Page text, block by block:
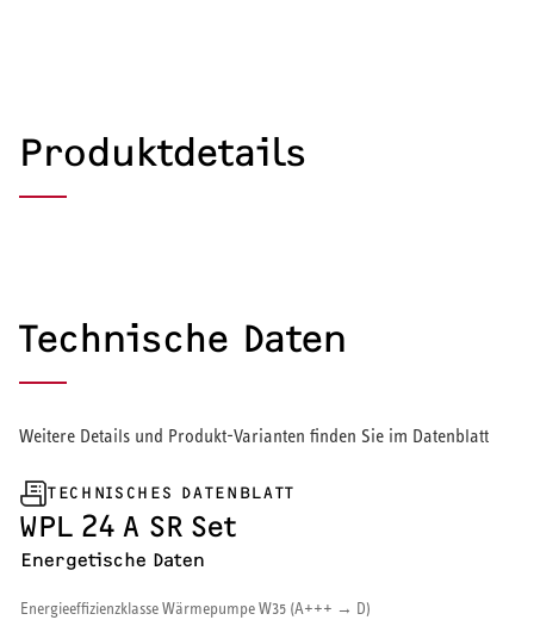
HEIZEN UND KÜHLEN
Wärmepumpe
Produktdetails
Technische Daten
Weitere Details und Produkt-Varianten finden Sie im Datenblatt
TECHNISCHES DATENBLATT
WPL 24 A SR Set
Energetische Daten
Energieeffizienzklasse Wärmepumpe W35 (A+++ → D)